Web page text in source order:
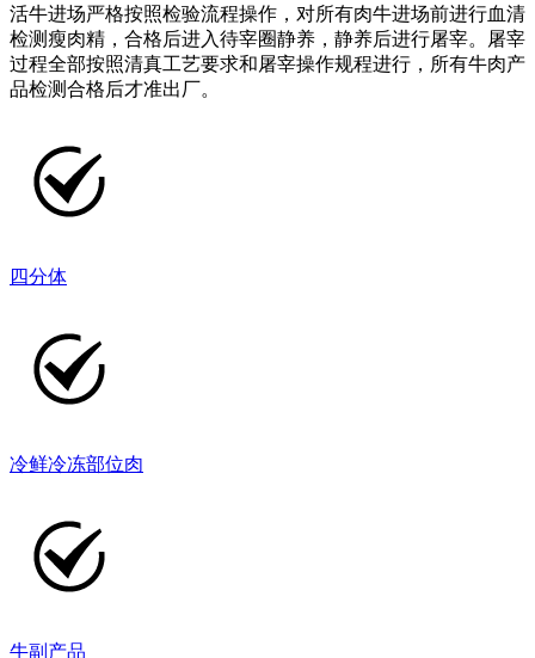
活牛进场严格按照检验流程操作，对所有肉牛进场前进行血清
检测瘦肉精，合格后进入待宰圈静养，静养后进行屠宰。屠宰
过程全部按照清真工艺要求和屠宰操作规程进行，所有牛肉产
品检测合格后才准出厂。
四分体
冷鲜冷冻部位肉
牛副产品